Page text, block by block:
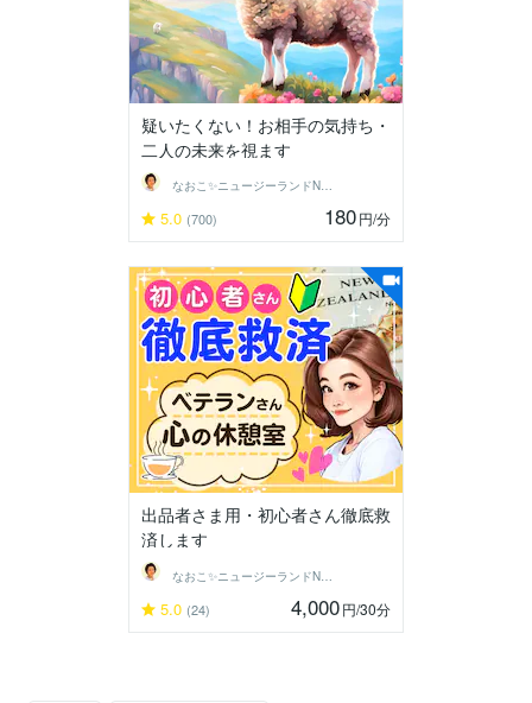
疑いたくない！お相手の気持ち・
二人の未来を視ます
なおこ✨ニュージーランドNo1鑑定士✨
5.0 (700) 180円/分
出品者さま用・初心者さん徹底救
済します
5.0 (24) 4,000円/30分